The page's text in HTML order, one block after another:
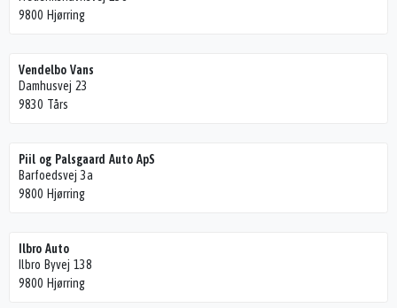
9800 Hjørring
Vendelbo Vans
Damhusvej 23
9830 Tårs
Piil og Palsgaard Auto ApS
Barfoedsvej 3a
9800 Hjørring
Ilbro Auto
Ilbro Byvej 138
9800 Hjørring